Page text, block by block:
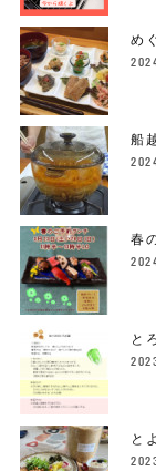
め
船
春
と
と